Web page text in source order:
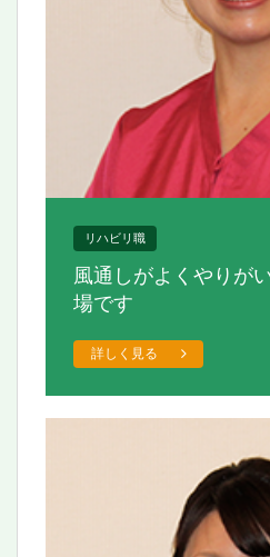
リハビリ職
風通しがよくやりが
場です
詳しく見る